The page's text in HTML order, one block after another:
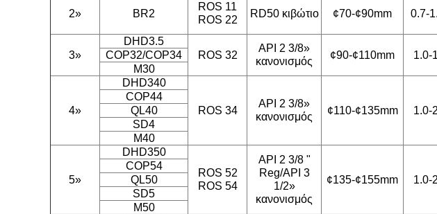
2» BR2
ROS 11
ROS 22
RD50 κιβώτιο ¢70-¢90mm 0.7-
3»
DHD3.5
ROS 32
API 2 3/8»
κανονισμός
¢90-¢110mm 1.0-
COP32/COP34
M30
4»
DHD340
ROS 34
API 2 3/8»
κανονισμός
¢110-¢135mm 1.0-
COP44
QL40
SD4
M40
5»
DHD350
ROS 52
ROS 54
API 2 3/8 "
Reg/API 3
1/2»
κανονισμός
¢135-¢155mm 1.0-
COP54
QL50
SD5
M50